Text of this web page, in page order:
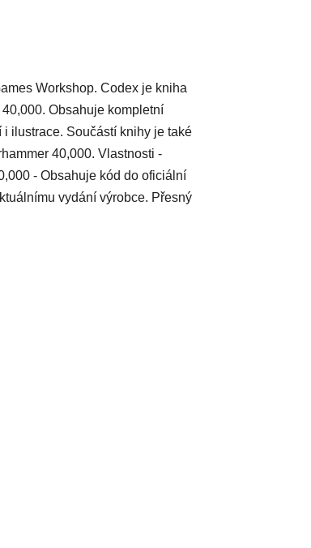
Workshop. Codex je kniha
Obsahuje kompletní
i ilustrace. Součástí knihy je také
40,000. Vlastnosti -
- Obsahuje kód do oficiální
vydání výrobce. Přesný